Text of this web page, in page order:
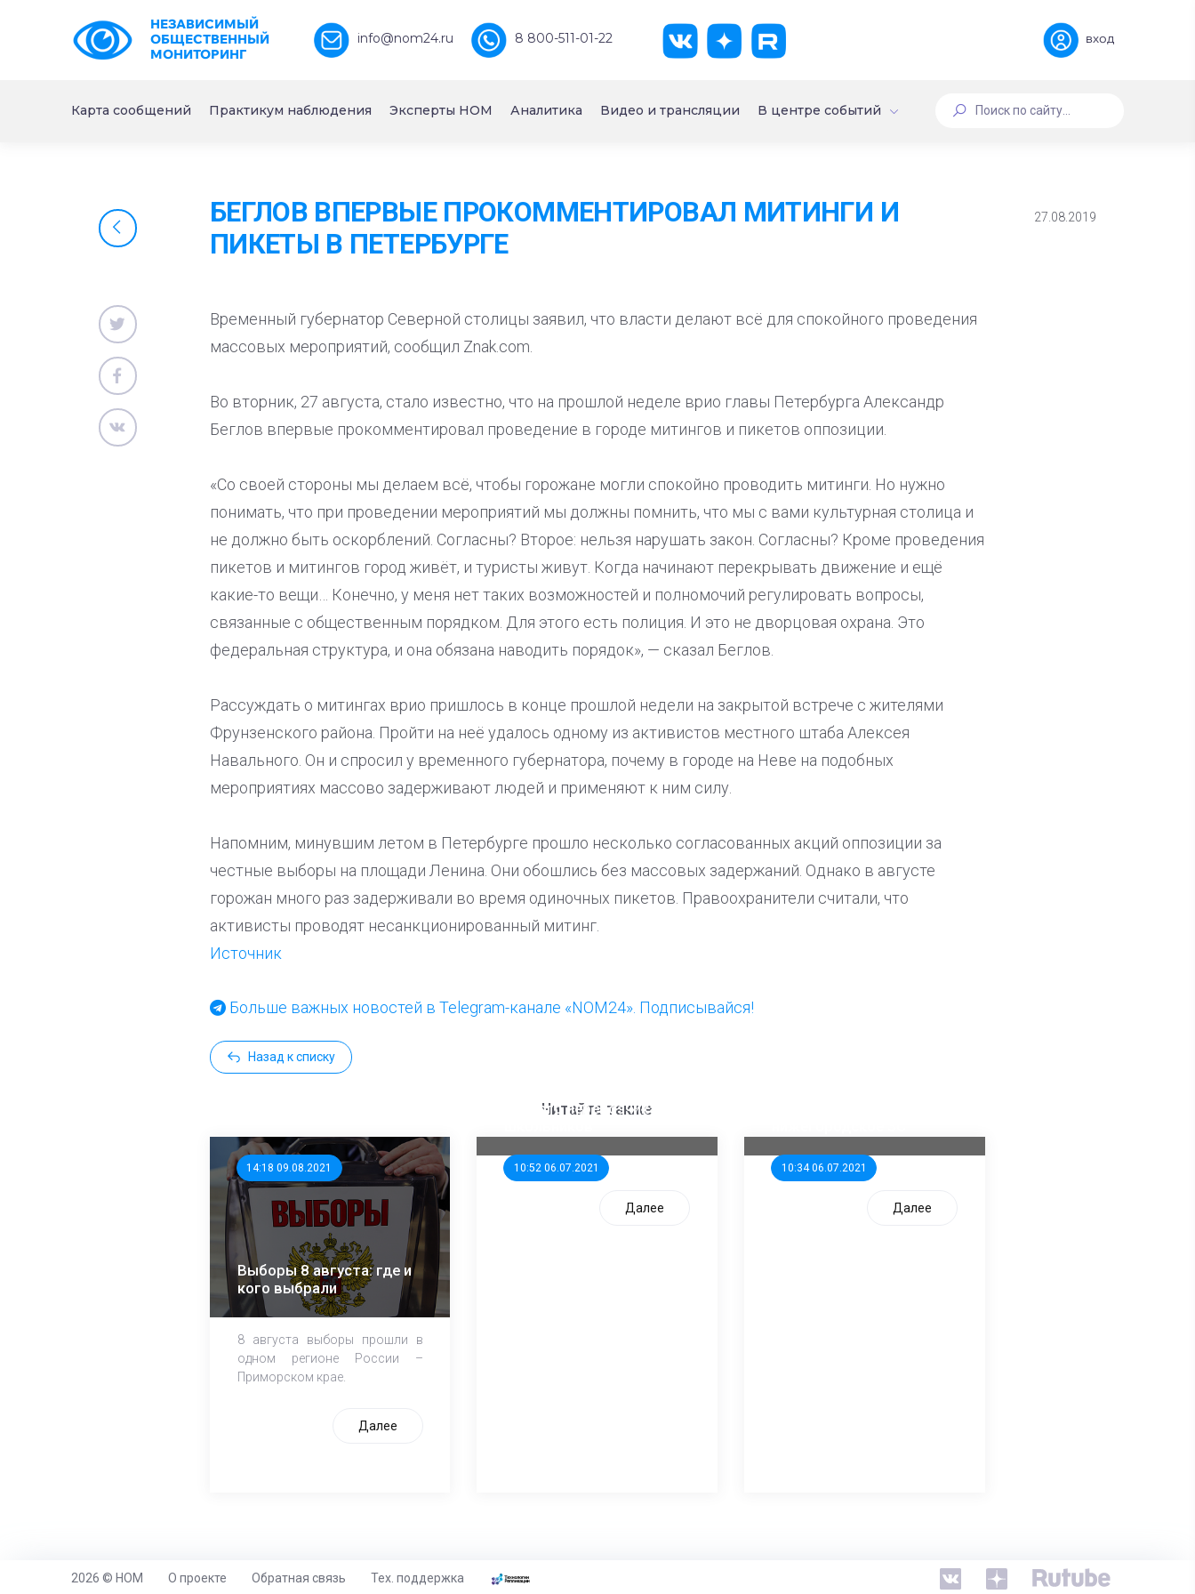
НЕЗАВИСИМЫЙ
ОБЩЕСТВЕННЫЙ
МОНИТОРИНГ
info@nom24.ru 8 800-511-01-22 вход
Карта сообщений Практикум наблюдения Эксперты НОМ Аналитика Видео и трансляции В центре событий
БЕГЛОВ ВПЕРВЫЕ ПРОКОММЕНТИРОВАЛ МИТИНГИ И
ПИКЕТЫ В ПЕТЕРБУРГЕ
27.08.2019
Временный губернатор Северной столицы заявил, что власти делают всё для спокойного проведения
массовых мероприятий, сообщил Znak.com.
Во вторник, 27 августа, стало известно, что на прошлой неделе врио главы Петербурга Александр
Беглов впервые прокомментировал проведение в городе митингов и пикетов оппозиции.
«Со своей стороны мы делаем всё, чтобы горожане могли спокойно проводить митинги. Но нужно
понимать, что при проведении мероприятий мы должны помнить, что мы с вами культурная столица и
не должно быть оскорблений. Согласны? Второе: нельзя нарушать закон. Согласны? Кроме проведения
пикетов и митингов город живёт, и туристы живут. Когда начинают перекрывать движение и ещё
какие-то вещи… Конечно, у меня нет таких возможностей и полномочий регулировать вопросы,
связанные с общественным порядком. Для этого есть полиция. И это не дворцовая охрана. Это
федеральная структура, и она обязана наводить порядок», — сказал Беглов.
Рассуждать о митингах врио пришлось в конце прошлой недели на закрытой встрече с жителями
Фрунзенского района. Пройти на неё удалось одному из активистов местного штаба Алексея
Навального. Он и спросил у временного губернатора, почему в городе на Неве на подобных
мероприятиях массово задерживают людей и применяют к ним силу.
Напомним, минувшим летом в Петербурге прошло несколько согласованных акций оппозиции за
честные выборы на площади Ленина. Они обошлись без массовых задержаний. Однако в августе
горожан много раз задерживали во время одиночных пикетов. Правоохранители считали, что
активисты проводят несанкционированный митинг.
Источник
Больше важных новостей в Telegram-канале «NOM24». Подписывайся!
Назад к списку
Читайте также
14:18 09.08.2021
Выборы 8 августа: где и
кого выбрали
8 августа выборы прошли в
одном регионе России –
Приморском крае.
Далее
10:52 06.07.2021
единого перевозчика для
Далее
10:34 06.07.2021
Далее
https://www.high-endrolex.com/26
2026 © НОМ О проекте Обратная связь Тех. поддержка